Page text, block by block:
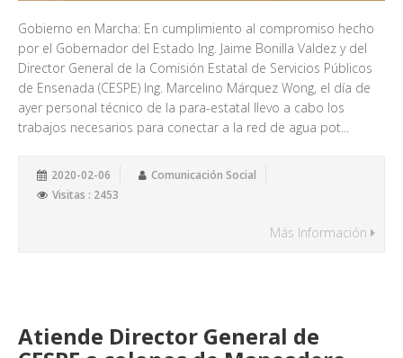
Gobierno en Marcha: En cumplimiento al compromiso hecho
por el Gobernador del Estado Ing. Jaime Bonilla Valdez y del
Director General de la Comisión Estatal de Servicios Públicos
de Ensenada (CESPE) Ing. Marcelino Márquez Wong, el día de
ayer personal técnico de la para-estatal llevo a cabo los
trabajos necesarios para conectar a la red de agua pot...
2020-02-06
Comunicación Social
Visitas : 2453
Más Información
Atiende Director General de